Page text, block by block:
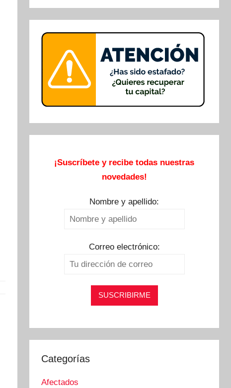
¡Suscríbete y recibe todas nuestras
novedades!
Nombre y apellido:
Correo electrónico:
Categorías
Afectados